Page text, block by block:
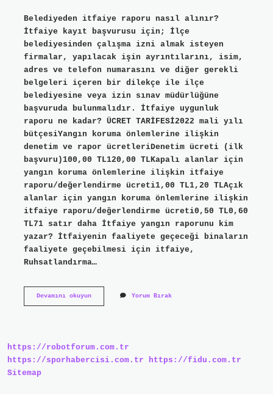
Belediyeden itfaiye raporu nasıl alınır?
İtfaiye kayıt başvurusu için; İlçe
belediyesinden çalışma izni almak isteyen
firmalar, yapılacak işin ayrıntılarını, isim,
adres ve telefon numarasını ve diğer gerekli
belgeleri içeren bir dilekçe ile ilçe
belediyesine veya izin sınav müdürlüğüne
başvuruda bulunmalıdır. İtfaiye uygunluk
raporu ne kadar? ÜCRET TARİFESİ2022 mali yılı
bütçesiYangın koruma önlemlerine ilişkin
denetim ve rapor ücretleriDenetim ücreti (ilk
başvuru)100,00 TL120,00 TLKapalı alanlar için
yangın koruma önlemlerine ilişkin itfaiye
raporu/değerlendirme ücreti1,00 TL1,20 TLAçık
alanlar için yangın koruma önlemlerine ilişkin
itfaiye raporu/değerlendirme ücreti0,50 TL0,60
TL71 satır daha İtfaiye yangın raporunu kim
yazar? İtfaiyenin faaliyete geçeceği binaların
faaliyete geçebilmesi için itfaiye,
Ruhsatlandırma…
Devamını okuyunİTfaiye
Yorum Bırak
https://robotforum.com.tr
https://sporhabercisi.com.tr
https://fidu.com.tr
Sitemap